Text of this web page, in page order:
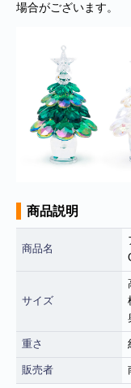
場合がございます。
商品説明
商品名
サイズ
重さ
販売者
**年末年始休業日のお